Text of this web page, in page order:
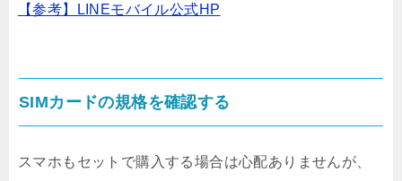
【参考】LINEモバイル公式HP
SIMカードの規格を確認する
スマホもセットで購入する場合は心配ありませんが、